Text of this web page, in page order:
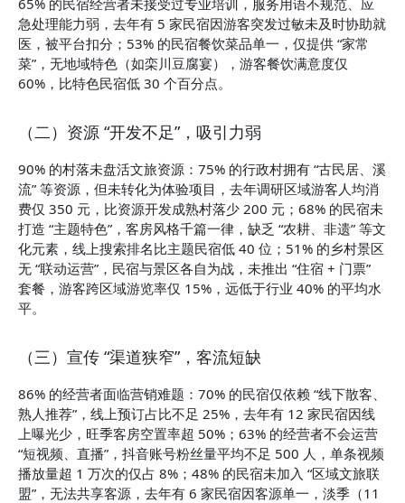
65% 的民宿经营者未接受过专业培训，服务用语不规范、应
急处理能力弱，去年有 5 家民宿因游客突发过敏未及时协助就
医，被平台扣分；53% 的民宿餐饮菜品单一，仅提供 “家常
菜”，无地域特色（如栾川豆腐宴），游客餐饮满意度仅
60%，比特色民宿低 30 个百分点。
（二）资源 “开发不足”，吸引力弱
90% 的村落未盘活文旅资源：75% 的行政村拥有 “古民居、溪
流” 等资源，但未转化为体验项目，去年调研区域游客人均消
费仅 350 元，比资源开发成熟村落少 200 元；68% 的民宿未
打造 “主题特色”，客房风格千篇一律，缺乏 “农耕、非遗” 等文
化元素，线上搜索排名比主题民宿低 40 位；51% 的乡村景区
无 “联动运营”，民宿与景区各自为战，未推出 “住宿 + 门票”
套餐，游客跨区域游览率仅 15%，远低于行业 40% 的平均水
平。
（三）宣传 “渠道狭窄”，客流短缺
86% 的经营者面临营销难题：70% 的民宿仅依赖 “线下散客、
熟人推荐”，线上预订占比不足 25%，去年有 12 家民宿因线
上曝光少，旺季客房空置率超 50%；63% 的经营者不会运营
“短视频、直播”，抖音账号粉丝量平均不足 500 人，单条视频
播放量超 1 万次的仅占 8%；48% 的民宿未加入 “区域文旅联
盟”，无法共享客源，去年有 6 家民宿因客源单一，淡季（11